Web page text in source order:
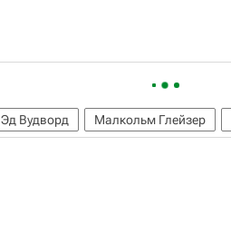
Эд Вудворд Малкольм Глейзер